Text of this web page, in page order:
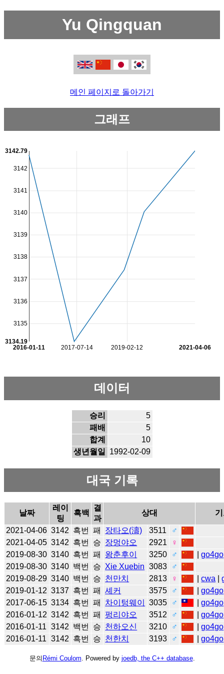
Yu Qingquan
메인 페이지로 돌아가기
그래프
2017-07-14 2019-02-12
2016-01-11 2021-04-06
3135
3136
3137
3138
3139
3140
3141
3142
3134.19
3142.79
데이터
승리
5
패배
5
합계
10
생년월일
1992-02-09
대국 기록
날짜
레이
팅
흑백
결
과
상대
2021-04-06 3142 흑번 패 장타오(濤) 3511
♂
2021-04-05 3142 흑번 승 장멍야오 2921
♀
2019-08-30 3140 흑번 패 왕춘후이 3250 ♂ |go4go
2019-08-30 3140 백번 승 Xie Xuebin 3083
♂
2019-08-29 3140 백번 승 천만치 2813 ♀ |cwa |
2019-01-12 3137 흑번 패 셰커 3575 ♂ |go4go
2017-06-15 3134 흑번 패 차이텅웨이 3035 ♂ |go4go
2016-01-12 3142 흑번 패 펑리야오 3512 ♂ |go4go
2016-01-11 3142 백번 승 천하오신 3210 ♂ |go4go
2016-01-11 3142 흑번 승 천한치 3193 ♂ |go4go
문의 Rémi Coulom . Powered by joedb, the C++ database.